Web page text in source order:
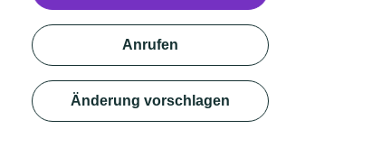
Anrufen
Änderung vorschlagen